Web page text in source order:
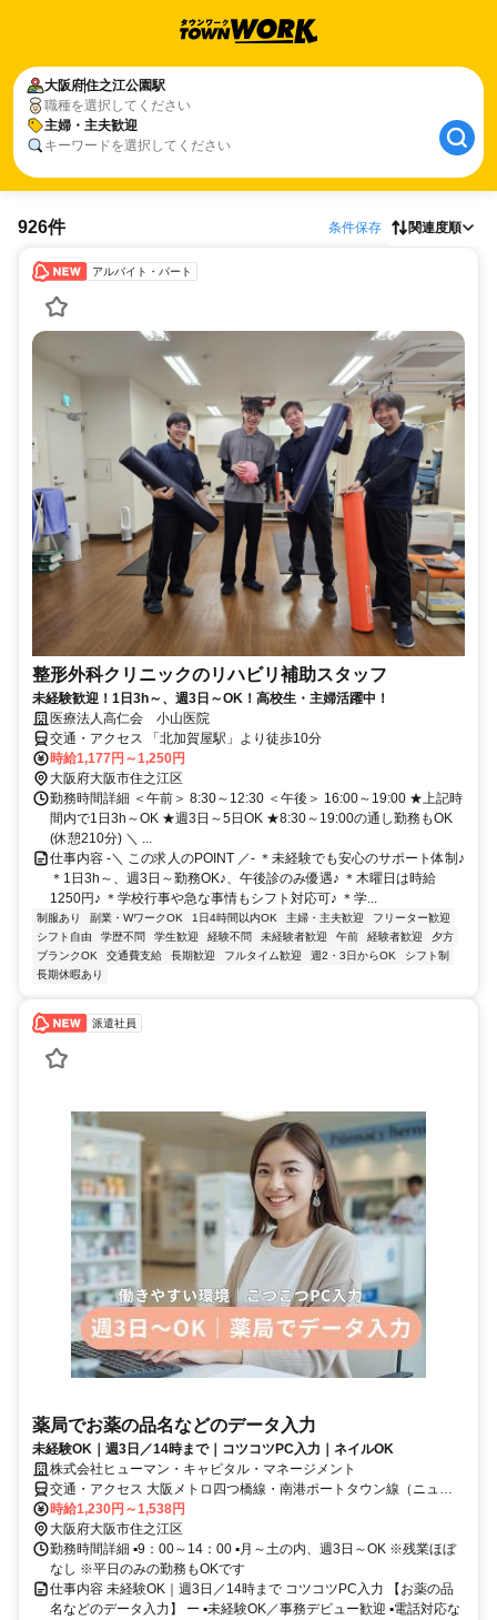
大阪府住之江公園駅
職種を選択してください
主婦・主夫歓迎
キーワードを選択してください
926件 条件保存 関連度順
アルバイト・パート
整形外科クリニックのリハビリ補助スタッフ
未経験歓迎！1日3h～、週3日～OK！高校生・主婦活躍中！
医療法人高仁会 小山医院
交通・アクセス 「北加賀屋駅」より徒歩10分
時給1,177円～1,250円
大阪府大阪市住之江区
勤務時間詳細 ＜午前＞ 8:30～12:30 ＜午後＞ 16:00～19:00 ★上記時
間内で1日3h～OK ★週3日～5日OK ★8:30～19:00の通し勤務もOK
(休憩210分) ＼ ...
仕事内容 -＼ この求人のPOINT ／- ＊未経験でも安心のサポート体制♪
＊1日3h～、週3日～勤務OK♪、午後診のみ優遇♪ ＊木曜日は時給
1250円♪ ＊学校行事や急な事情もシフト対応可♪ ＊学...
制服あり 副業・WワークOK 1日4時間以内OK 主婦・主夫歓迎
フリーター歓迎
シフト自由
学歴不問 学生歓迎 経験不問 未経験者歓迎 午前 経験者歓迎
夕方
ブランクOK
交通費支給 長期歓迎 フルタイム歓迎 週2・3日からOK
シフト制
長期休暇あり
派遣社員
薬局でお薬の品名などのデータ入力
未経験OK｜週3日／14時まで｜コツコツPC入力｜ネイルOK
株式会社ヒューマン・キャピタル・マネージメント
交通・アクセス 大阪メトロ四つ橋線・南港ポートタウン線（ニュー
トラム）「住之江公園駅」より徒歩5分
時給1,230円～1,538円
大阪府大阪市住之江区
勤務時間詳細 ▪️9：00～14：00 ▪️月～土の内、週3日～OK ※残業ほぼ
なし ※平日のみの勤務もOKです
仕事内容 未経験OK｜週3日／14時まで コツコツPC入力 【お薬の品
名などのデータ入力】 ー ▪️未経験OK／事務デビュー歓迎 ▪️電話対応な